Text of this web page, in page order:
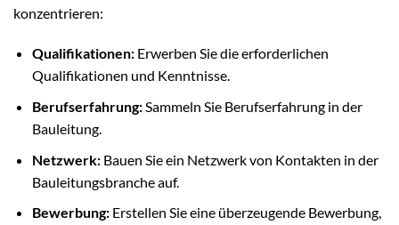
konzentrieren:
Qualifikationen:Erwerben Sie die erforderlichen
Qualifikationen und Kenntnisse.
Berufserfahrung:Sammeln Sie Berufserfahrung in der
Bauleitung.
Netzwerk:Bauen Sie ein Netzwerk von Kontakten in der
Bauleitungsbranche auf.
Bewerbung:Erstellen Sie eine überzeugende Bewerbung,